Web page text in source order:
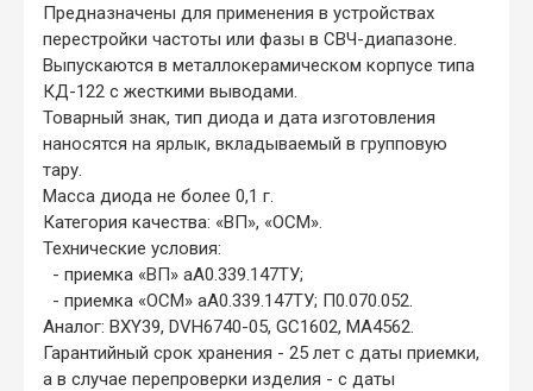
Предназначены для применения в устройствах
перестройки частоты или фазы в СВЧ-диапазоне.
Выпускаются в металлокерамическом корпусе типа
КД-122 с жесткими выводами.
Товарный знак, тип диода и дата изготовления
наносятся на ярлык, вкладываемый в групповую
тару.
Масса диода не более 0,1 г.
Категория качества: «ВП», «ОСМ».
Технические условия:
- приемка «ВП» аА0.339.147ТУ;
- приемка «ОСМ» аА0.339.147ТУ; П0.070.052.
Аналог: BXY39, DVH6740-05, GC1602, MA4562.
Гарантийный срок хранения - 25 лет с даты приемки,
а в случае перепроверки изделия - с даты